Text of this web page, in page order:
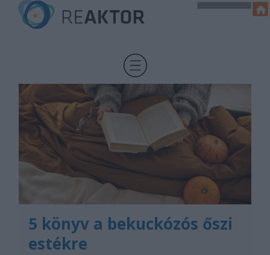
5 könyv a bekuckózós őszi
estékre